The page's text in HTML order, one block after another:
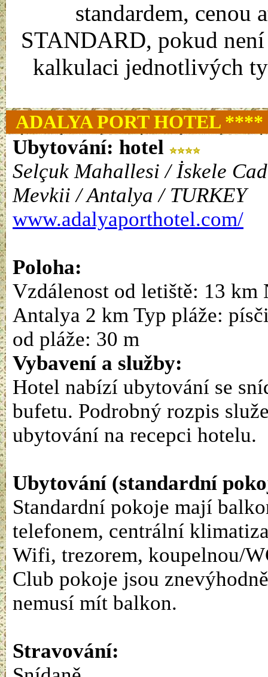
standardem,
STANDARD, pokud
kalkulaci jednotlivých
ADALYA PORT HOTEL ****
Ubytování: hotel
Selçuk Mahallesi / İskele
Mevkii / Antalya / TURKEY
www.adalyaporthotel.com/
Poloha:
Vzdálenost od letiště: 13
Antalya 2 km Typ pláže:
od pláže: 30 m
Vybavení a služby:
Hotel nabízí ubytování se
bufetu. Podrobný rozpis
ubytování na recepci hotelu.
Ubytování (standardní
Standardní pokoje mají
telefonem, centrální
Wifi, trezorem, koupelnou/
Club pokoje jsou
nemusí mít balkon.
Stravování: